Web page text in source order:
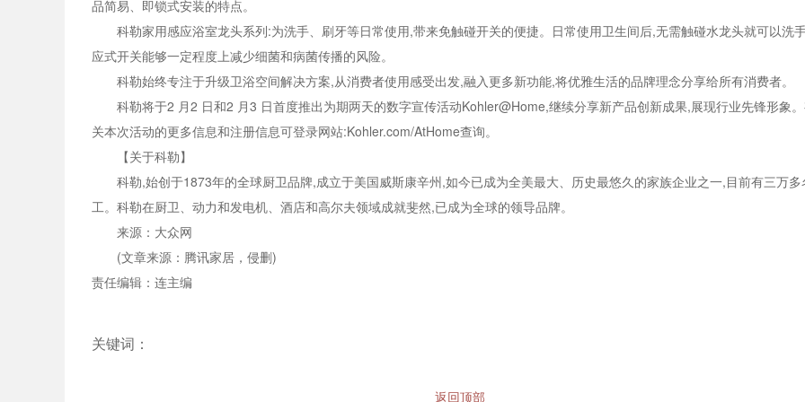
品简易、即锁式安装的特点。
科勒家用感应浴室龙头系列:为洗手、刷牙等日常使用,带来免触碰开关的便捷。日常使用卫生间后,无需触碰水龙头就可以洗
应式开关能够一定程度上减少细菌和病菌传播的风险。
科勒始终专注于升级卫浴空间解决方案,从消费者使用感受出发,融入更多新功能,将优雅生活的品牌理念分享给所有消费者。
科勒将于2 月2 日和2 月3 日首度推出为期两天的数字宣传活动Kohler@Home,继续分享新产品创新成果,展现行业先锋形象
关本次活动的更多信息和注册信息可登录网站:Kohler.com/AtHome查询。
【关于科勒】
科勒,始创于1873年的全球厨卫品牌,成立于美国威斯康辛州,如今已成为全美最大、历史最悠久的家族企业之一,目前有三万多
工。科勒在厨卫、动力和发电机、酒店和高尔夫领域成就斐然,已成为全球的领导品牌。
来源：大众网
(文章来源：腾讯家居，侵删)
责任编辑：连主编
关键词：
返回顶部